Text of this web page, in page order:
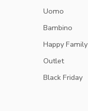
Uomo
Bambino
Happy Family
Outlet
Black Friday